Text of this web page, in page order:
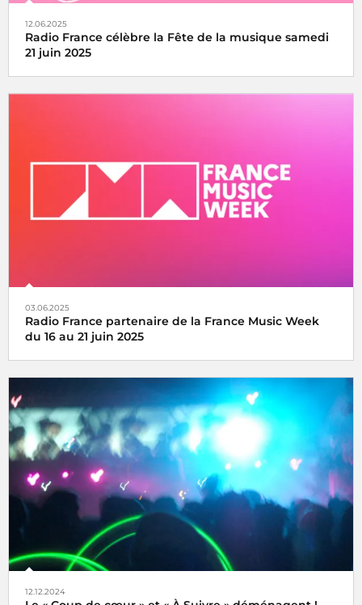
12.06.2025
Radio France célèbre la Fête de la musique samedi
21 juin 2025
03.06.2025
Radio France partenaire de la France Music Week
du 16 au 21 juin 2025
Une semaine internationale dédiée à la musique du 16 au
21 juin 2025
12.12.2024